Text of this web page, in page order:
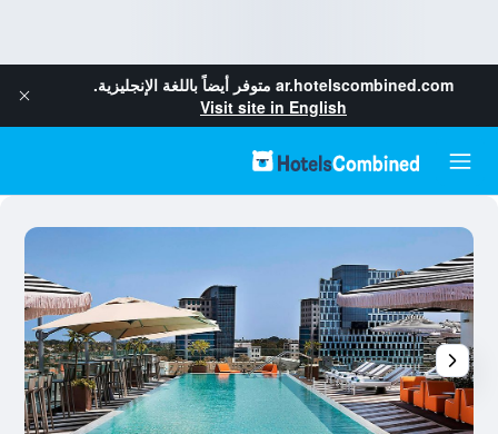
ar.hotelscombined.com متوفر أيضاً باللغة الإنجليزية.
Visit site in English